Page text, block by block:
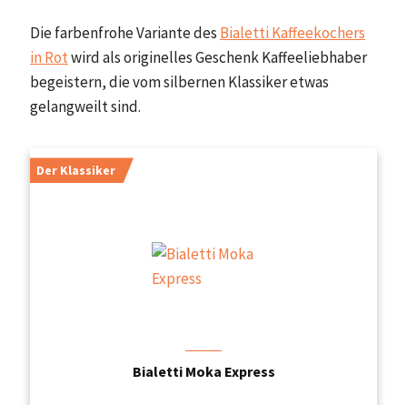
Die farbenfrohe Variante des Bialetti Kaffeekochers
in Rotwird als originelles Geschenk Kaffeeliebhaber
begeistern, die vom silbernen Klassiker etwas
gelangweilt sind.
Der Klassiker
Bialetti Moka Express